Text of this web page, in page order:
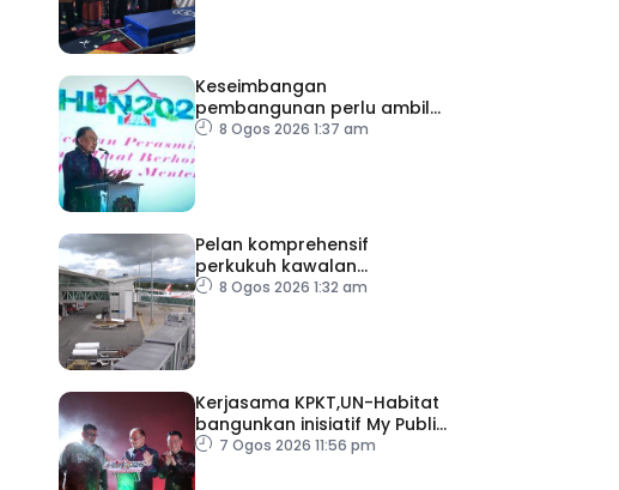
Keseimbangan
pembangunan perlu ambil
kira lokasi tumpuan
8 Ogos 2026 1:37 am
Pelan komprehensif
perkukuh kawalan
keselamatan di semua
8 Ogos 2026 1:32 am
Kerjasama KPKT,UN-Habitat
bangunkan inisiatif My Public
Space7 Ogos 2026 11:56 pm